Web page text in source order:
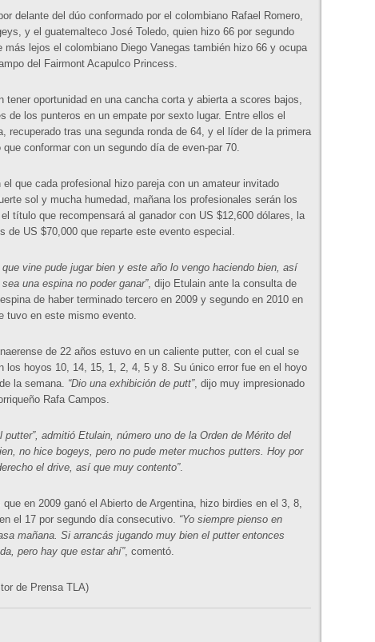
delante del dúo conformado por el colombiano Rafael Romero,
y el guatemalteco José Toledo, quien hizo 66 por segundo
lejos el colombiano Diego Vanegas también hizo 66 y ocupa
del Fairmont Acapulco Princess.
tener oportunidad en una cancha corta y abierta a scores bajos,
de los punteros en un empate por sexto lugar. Entre ellos el
recuperado tras una segunda ronda de 64, y el líder de la primera
conformar con un segundo día de even-par 70.
que cada profesional hizo pareja con un amateur invitado
sol y mucha humedad, mañana los profesionales serán los
título que recompensará al ganador con US $12,600 dólares, la
de US $70,000 que reparte este evento especial.
vine pude jugar bien y este año lo vengo haciendo bien, así
una espina no poder ganar”, dijo Etulain ante la consulta de
de haber terminado tercero en 2009 y segundo en 2010 en
tuvo en este mismo evento.
de 22 años estuvo en un caliente putter, con el cual se
los hoyos 10, 14, 15, 1, 2, 4, 5 y 8. Su único error fue en el hoyo
la semana. “Dio una exhibición de putt”, dijo muy impresionado
Rafa Campos.
putter”, admitió Etulain, número uno de la Orden de Mérito del
no hice bogeys, pero no pude meter muchos putters. Hoy por
el drive, así que muy contento”.
en 2009 ganó el Abierto de Argentina, hizo birdies en el 3, 8,
el 17 por segundo día consecutivo. “Yo siempre pienso en
mañana. Si arrancás jugando muy bien el putter entonces
pero hay que estar ahí”, comentó.
de Prensa TLA)